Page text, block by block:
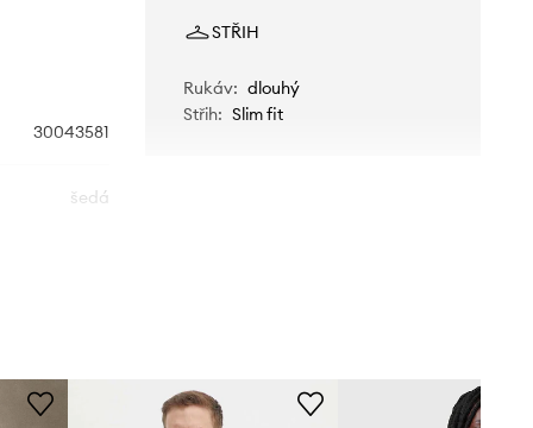
30043581
šedá
STŘIH
Rukáv: dlouhý
Střih: Slim fit